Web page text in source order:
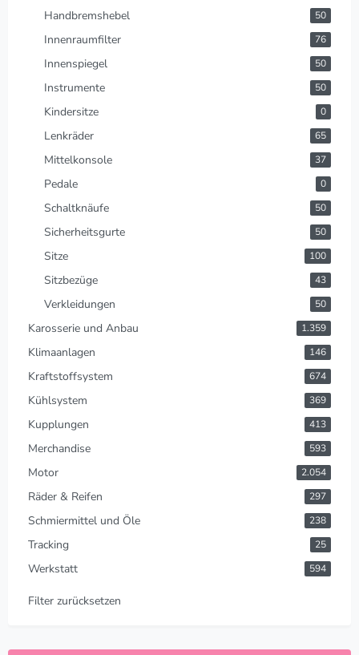
Handbremshebel 50
Innenraumfilter 76
Innenspiegel 50
Instrumente 50
Kindersitze 0
Lenkräder 65
Mittelkonsole 37
Pedale 0
Schaltknäufe 50
Sicherheitsgurte 50
Sitze 100
Sitzbezüge 43
Verkleidungen 50
Karosserie und Anbau 1.359
Klimaanlagen 146
Kraftstoffsystem 674
Kühlsystem 369
Kupplungen 413
Merchandise 593
Motor 2.054
Räder & Reifen 297
Schmiermittel und Öle 238
Tracking 25
Werkstatt 594
Filter zurücksetzen